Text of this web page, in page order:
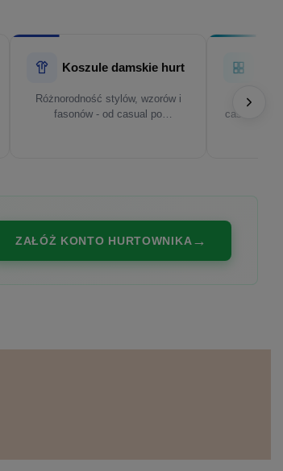
Koszule damskie hurt
Różnorodność stylów, wzorów i
fasonów - od casual po
casualowe,
ZAŁÓŻ KONTO HURTOWNIKA